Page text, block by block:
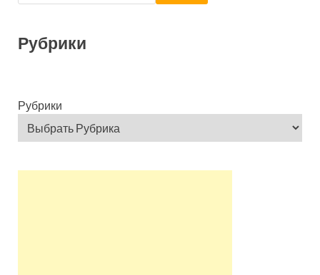
Рубрики
Рубрики